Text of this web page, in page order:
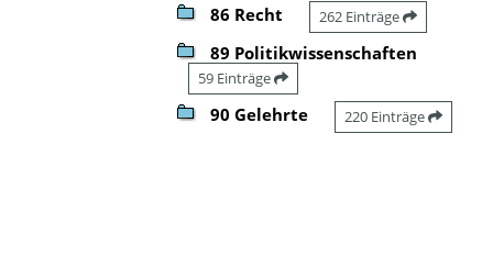
86 Recht 262 Einträge
89 Politikwissenschaften
59 Einträge
90 Gelehrte 220 Einträge